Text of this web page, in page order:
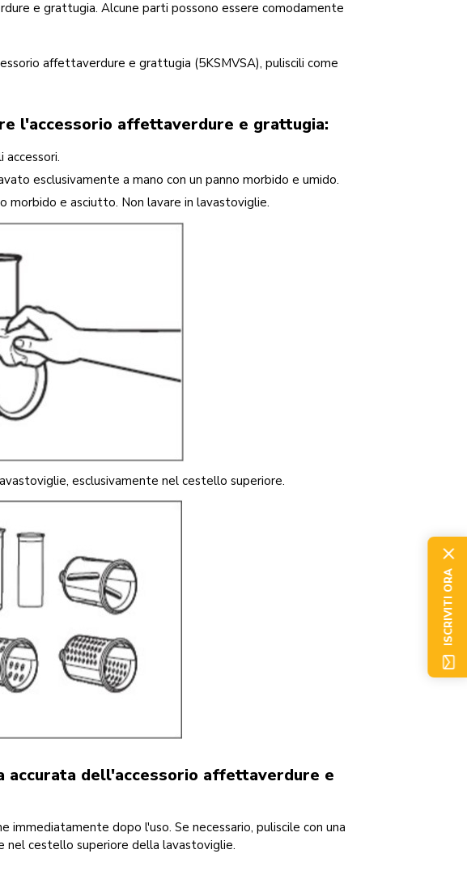
e grattugia. Alcune parti possono essere comodamente
affettaverdure e grattugia (5KSMVSA), puliscili come
l'accessorio affettaverdure e grattugia:
esclusivamente a mano con un panno morbido e umido.
morbido e asciutto. Non lavare in lavastoviglie.
esclusivamente nel cestello superiore.
accurata dell'accessorio affettaverdure e
immediatamente dopo l'uso. Se necessario, puliscile con una
nel cestello superiore della lavastoviglie.
ISCRIVITI ORA